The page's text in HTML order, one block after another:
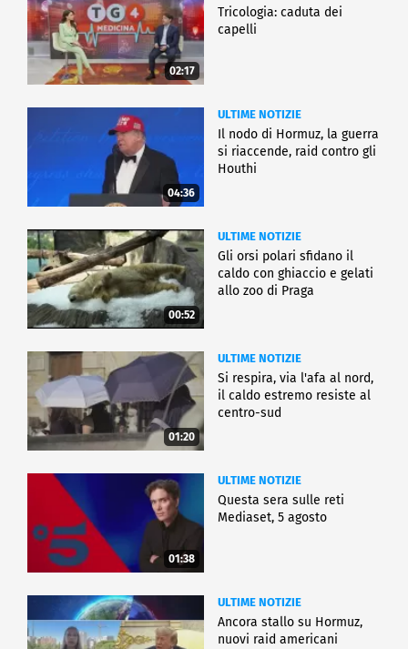
02:17
Tricologia: caduta dei
capelli
04:36
ULTIME NOTIZIE
Il nodo di Hormuz, la guerra
si riaccende, raid contro gli
Houthi
00:52
ULTIME NOTIZIE
Gli orsi polari sfidano il
caldo con ghiaccio e gelati
allo zoo di Praga
01:20
ULTIME NOTIZIE
Si respira, via l'afa al nord,
il caldo estremo resiste al
centro-sud
01:38
ULTIME NOTIZIE
Questa sera sulle reti
Mediaset, 5 agosto
ULTIME NOTIZIE
Ancora stallo su Hormuz,
nuovi raid americani